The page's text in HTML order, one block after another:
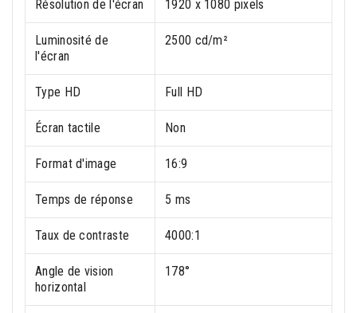
Résolution de l'écran 1920 x 1080 pixels
Luminosité de
l'écran
2500 cd/m²
Type HD Full HD
Écran tactile Non
Format d'image 16:9
Temps de réponse 5 ms
Taux de contraste 4000:1
Angle de vision
horizontal
178°